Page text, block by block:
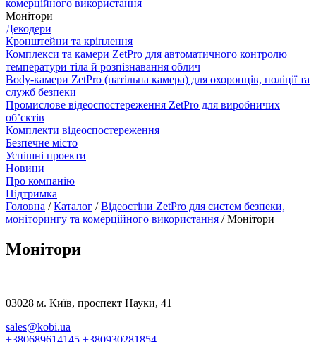
комерційного використання
Монітори
Декодери
Кронштейни та кріплення
Комплекси та камери ZetPro для автоматичного контролю
температури тіла й розпізнавання облич
Body-камери ZetPro (натільна камера) для охоронців, поліції та
служб безпеки
Промислове відеоспостереження ZetPro для виробничих
об’єктів
Комплекти відеоспостереження
Безпечне місто
Успішні проекти
Новини
Про компанію
Підтримка
Головна / Каталог / Відеостіни ZetPro для систем безпеки,
моніторингу та комерційного використання / Монітори
Монітори
03028 м. Київ, проспект Науки, 41
sales@kobi.ua
+380689614145 +380930281854